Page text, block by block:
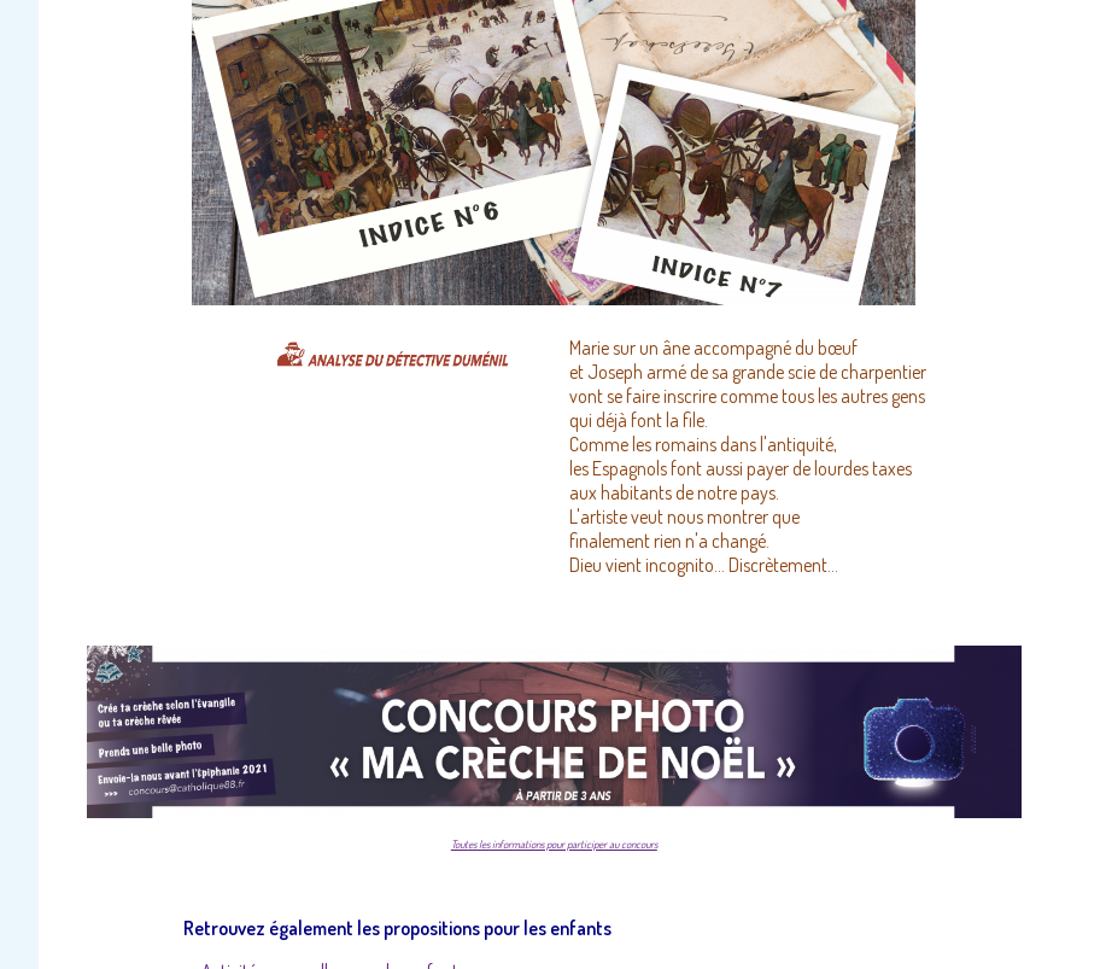
Marie sur un âne accompagné du bœuf
et Joseph armé de sa grande scie de charpentier
vont se faire inscrire comme tous les autres gens
qui déjà font la file.
Comme les romains dans l'antiquité,
les Espagnols font aussi payer de lourdes taxes
aux habitants de notre pays.
L'artiste veut nous montrer que
finalement rien n'a changé.
Dieu vient incognito… Discrètement…
Toutes les informations pour participer au concours
Retrouvez également les propositions pour les enfants